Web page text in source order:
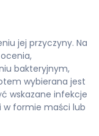
jej przyczyny. Na
bakteryjnym,
wybierana jest
wskazane infekcje
w formie maści lub